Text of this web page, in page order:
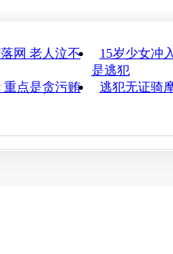
网 老人泣不
15岁少女冲
是逃犯
重点是贪污贿
逃犯无证骑